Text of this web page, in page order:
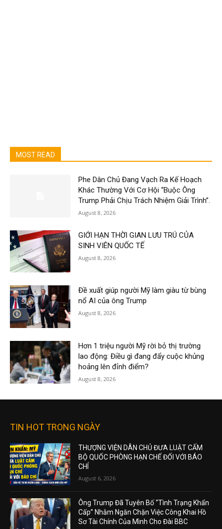
MOST READ
Phe Dân Chủ Đang Vạch Ra Kế Hoạch
Khác Thường Với Cơ Hội “Buộc Ông
Trump Phải Chịu Trách Nhiệm Giải Trình”.
August 8, 2026
GIỚI HẠN THỜI GIAN LƯU TRÚ CỦA
SINH VIÊN QUỐC TẾ
August 8, 2026
Đề xuất giúp người Mỹ làm giàu từ bùng
nổ AI của ông Trump
August 8, 2026
Hơn 1 triệu người Mỹ rời bỏ thị trường
lao động: Điều gì đang đẩy cuộc khủng
hoảng lên đỉnh điểm?
August 8, 2026
TIN HOT TRONG NGÀY
THƯỢNG VIỆN DÂN CHỦ ĐƯA LUẬT CẤM
BỘ QUỐC PHÒNG HẠN CHẾ ĐỐI VỚI BÁO
CHÍ
August 6, 2026
Ông Trump Đã Tuyên Bố “Tình Trạng Khẩn
Cấp” Nhằm Ngăn Chặn Việc Công Khai Hồ
Sơ Tài Chính Của Mình Cho Đài BBC